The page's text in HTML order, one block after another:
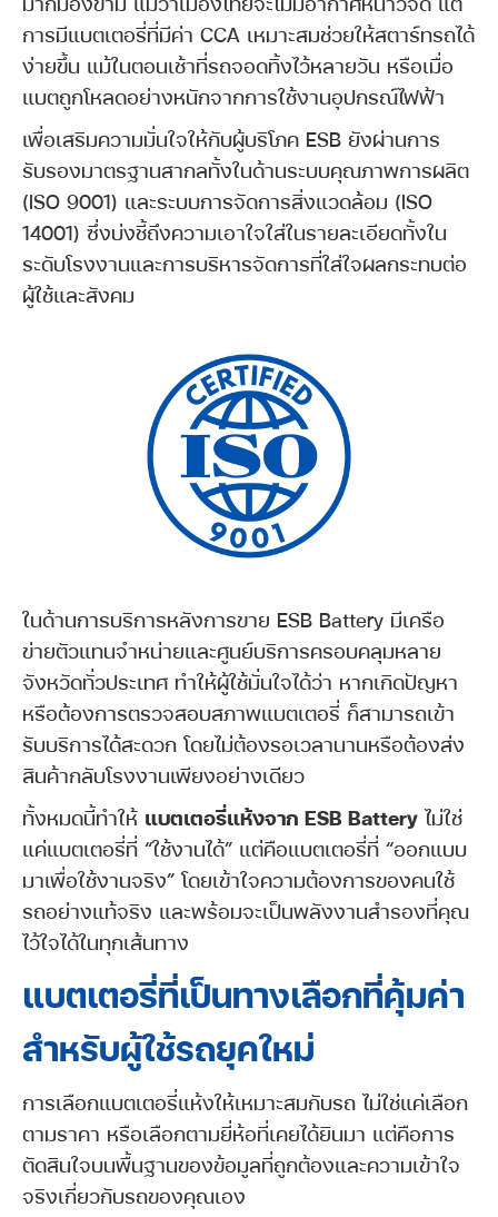
การมีแบตเตอรี่ที่มีค่า CCA เหมาะสมช่วยให้สตาร์ทรถได้
ง่ายขึ้น แม้ในตอนเช้าที่รถจอดทิ้งไว้หลายวัน หรือเมื่อ
แบตถูกโหลดอย่างหนักจากการใช้งานอุปกรณ์ไฟฟ้า
เพื่อเสริมความมั่นใจให้กับผู้บริโภค ESB ยังผ่านการ
รับรองมาตรฐานสากลทั้งในด้านระบบคุณภาพการผลิต
(ISO 9001) และระบบการจัดการสิ่งแวดล้อม (ISO
14001) ซึ่งบ่งชี้ถึงความเอาใจใส่ในรายละเอียดทั้งใน
ระดับโรงงานและการบริหารจัดการที่ใส่ใจผลกระทบต่อ
ผู้ใช้และสังคม
ในด้านการบริการหลังการขาย ESB Battery มีเครือ
ข่ายตัวแทนจำหน่ายและศูนย์บริการครอบคลุมหลาย
จังหวัดทั่วประเทศ ทำให้ผู้ใช้มั่นใจได้ว่า หากเกิดปัญหา
หรือต้องการตรวจสอบสภาพแบตเตอรี่ ก็สามารถเข้า
รับบริการได้สะดวก โดยไม่ต้องรอเวลานานหรือต้องส่ง
สินค้ากลับโรงงานเพียงอย่างเดียว
ทั้งหมดนี้ทำให้ แบตเตอรี่แห้งจาก ESB Batteryไม่ใช่
แค่แบตเตอรี่ที่ “ใช้งานได้” แต่คือแบตเตอรี่ที่ “ออกแบบ
มาเพื่อใช้งานจริง” โดยเข้าใจความต้องการของคนใช้
รถอย่างแท้จริง และพร้อมจะเป็นพลังงานสำรองที่คุณ
ไว้ใจได้ในทุกเส้นทาง
แบตเตอรี่ที่เป็นทางเลือกที่คุ้มค่า
สำหรับผู้ใช้รถยุคใหม่
การเลือกแบตเตอรี่แห้งให้เหมาะสมกับรถ ไม่ใช่แค่เลือก
ตามราคา หรือเลือกตามยี่ห้อที่เคยได้ยินมา แต่คือการ
ตัดสินใจบนพื้นฐานของข้อมูลที่ถูกต้องและความเข้าใจ
จริงเกี่ยวกับรถของคุณเอง